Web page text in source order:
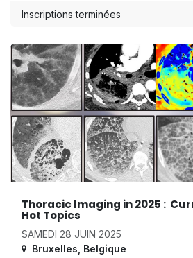
Inscriptions terminées
Thoracic Imaging in 2025 :
Hot Topics
SAMEDI 28 JUIN 2025
Bruxelles Belgique